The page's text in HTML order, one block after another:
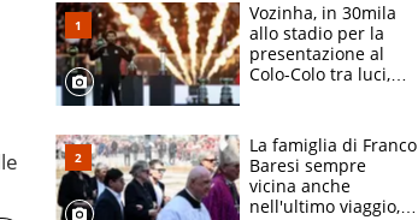
Vozinha, in 30mila
allo stadio per la
presentazione al
Colo-Colo tra luci,
La famiglia di Franco
Baresi sempre
vicina anche
nell'ultimo viaggio,